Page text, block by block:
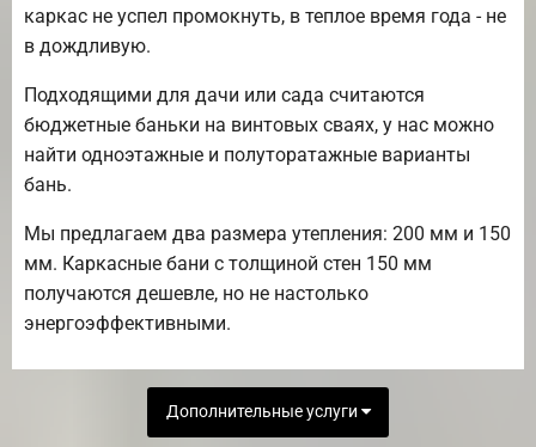
каркас не успел промокнуть, в теплое время года - не
в дождливую.
Подходящими для дачи или сада считаются
бюджетные баньки на винтовых сваях, у нас можно
найти одноэтажные и полуторатажные варианты
бань.
Мы предлагаем два размера утепления: 200 мм и 150
мм. Каркасные бани с толщиной стен 150 мм
получаются дешевле, но не настолько
энергоэффективными.
Дополнительные услуги